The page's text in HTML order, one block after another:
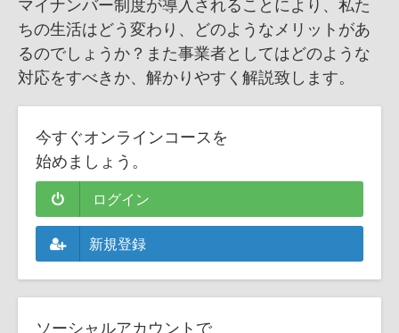
ちの生活はどう変わり、どのようなメリットがあ
るのでしょうか？また事業者としてはどのような
対応をすべきか、解かりやすく解説致します。
今すぐオンラインコースを
始めましょう。
ログイン
新規登録
ソーシャルアカウントで